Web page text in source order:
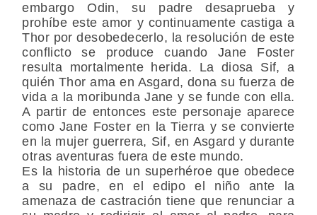
embargo Odin, su padre desaprueba y
prohíbe este amor y continuamente castiga a
Thor por desobedecerlo, la resolución de este
conflicto se produce cuando Jane Foster
resulta mortalmente herida. La diosa Sif, a
quién Thor ama en Asgard, dona su fuerza de
vida a la moribunda Jane y se funde con ella.
A partir de entonces este personaje aparece
como Jane Foster en la Tierra y se convierte
en la mujer guerrera, Sif, en Asgard y durante
otras aventuras fuera de este mundo.
Es la historia de un superhéroe que obedece
a su padre, en el edipo el niño ante la
amenaza de castración tiene que renunciar a